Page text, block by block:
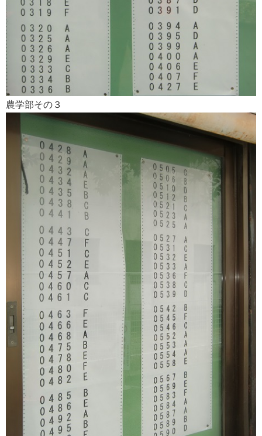
農学部その３